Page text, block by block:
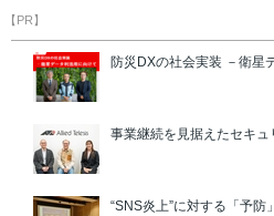
【PR】
防災DXの社会実装 －衛星
事業継続を見据えたセキュ
“SNS炎上”に対する「予